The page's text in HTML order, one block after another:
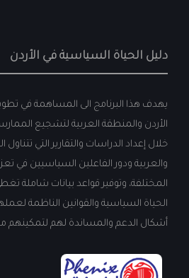
دليل الحياة السياسية في الأردن
يهدف هذا البرنامج الى المساهمة في
الأردن والمنطقة العربية لتشجيع
خلال إعداد الدراسات والتقارير التي تتناول
والعربية ودور الفاعلين السياسيين في
المختلفة، وتوفير قواعد بيانات شاملة
الحياة السياسية والقوانين الناظمة
أشكال الدعم والمساندة لهم لتمكينهم من